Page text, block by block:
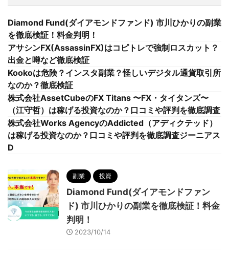
Diamond Fund(ダイアモンドファンド) 市川ひかりの副業
を徹底検証！料金判明！
アサシンFX(AssassinFX)はコピトレで強制ロスカット？
出金と噂など徹底検証
Kookoは危険？インスタ副業？怪しいデジタル通貨取引所
なのか？徹底検証
株式会社AssetCubeのFX Titans 〜FX・タイタンズ〜
（江守哲）は稼げる投資なのか？口コミや評判を徹底調査
株式会社Works AgencyのAddicted（アディクテッド）
は稼げる投資なのか？口コミや評判を徹底調査ジーニアス
D
副業 投資
Diamond Fund(ダイアモンドファン
ド) 市川ひかりの副業を徹底検証！料金
判明！
2023/10/14